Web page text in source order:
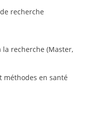
recherche
la recherche (Master,
méthodes en santé